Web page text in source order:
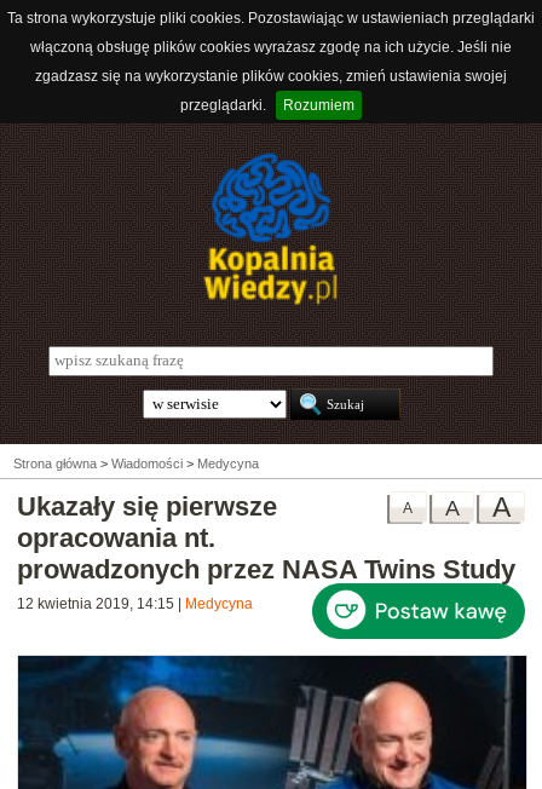
Ta strona wykorzystuje pliki cookies. Pozostawiając w ustawieniach przeglądarki
włączoną obsługę plików cookies wyrażasz zgodę na ich użycie. Jeśli nie
zgadzasz się na wykorzystanie plików cookies, zmień ustawienia swojej
przeglądarki.
Rozumiem
Strona główna > Wiadomości > Medycyna
A
A
A
Ukazały się pierwsze
opracowania nt.
prowadzonych przez NASA Twins Study
12 kwietnia 2019, 14:15 Medycyna